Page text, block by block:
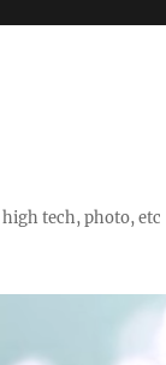
tech, photo, etc